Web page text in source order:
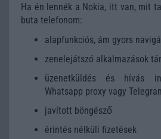
Ha én lennék a Nokia, itt van, mit
buta telefonom:
alapfunkciós, ám gyors
zenelejátszó alkalmazások
üzenetküldés és hívás
Whatsapp proxy vagy
javított böngésző
érintés nélküli fizetések